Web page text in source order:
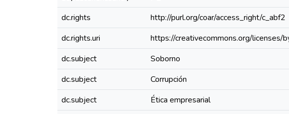
dc.rights
http://purl.org/coar/access_right/c_abf2
dc.rights.uri
https://creativecommons.org/licenses/
dc.subject
Soborno
dc.subject
Corrupción
dc.subject
Ética empresarial